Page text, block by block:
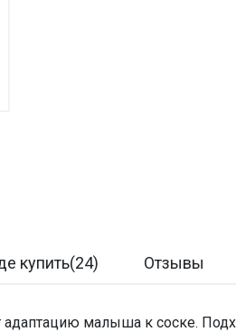
купить(24) Отзывы
малыша к соске.